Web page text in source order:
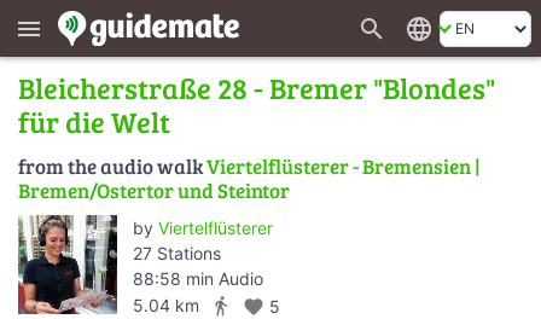
menu search language
Bleicherstraße 28 - Bremer "Blondes"
für die Welt
from the audio walkViertelflüsterer - Bremensien |
Bremen/Ostertor und Steintor
by Viertelflüsterer
27 Stations
88:58 min Audio
5.04 km
directions_walk favorite 5